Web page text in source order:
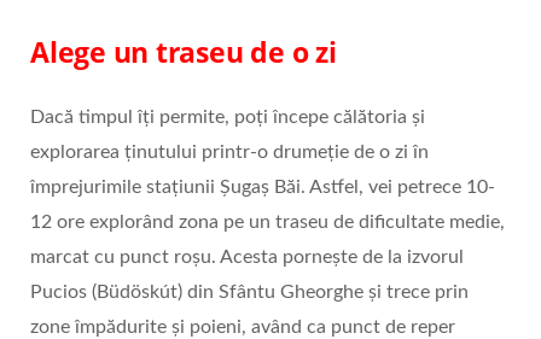
Alege un traseu de o zi
Dacă timpul îți permite, poți începe călătoria și
explorarea ținutului printr-o drumeție de o zi în
împrejurimile stațiunii Șugaș Băi. Astfel, vei petrece 10-
12 ore explorând zona pe un traseu de dificultate medie,
marcat cu punct roșu. Acesta pornește de la izvorul
Pucios (Büdöskút) din Sfântu Gheorghe și trece prin
zone împădurite și poieni, având ca punct de reper